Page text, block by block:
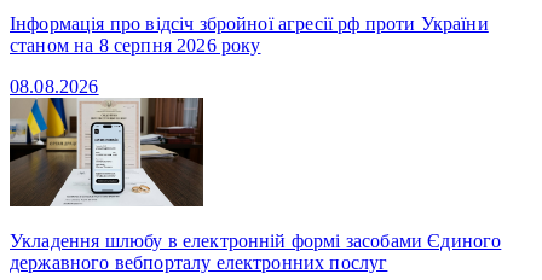
Інформація про відсіч збройної агресії рф проти України
станом на 8 серпня 2026 року
08.08.2026
Укладення шлюбу в електронній формі засобами Єдиного
державного вебпорталу електронних послуг